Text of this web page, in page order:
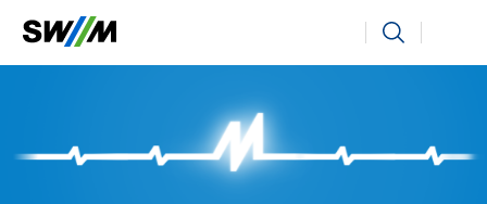
Ihr Suchbegriff Suchen